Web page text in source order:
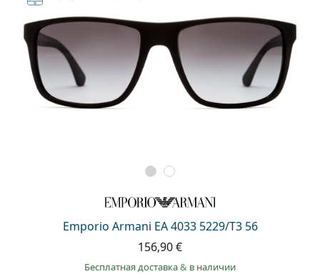
Emporio Armani EA 4033 5229/T3 56
156,90 €
Бесплатная доставка& в наличии